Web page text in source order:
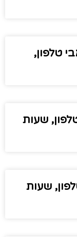
טלפון,
שעות
שעות